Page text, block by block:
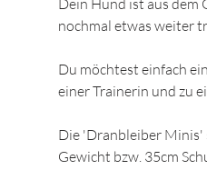
Dein Hund ist aus dem
nochmal etwas weiter
Du möchtest einfach
einer Trainerin und zu
Die 'Dranbleiber Minis'
Gewicht bzw. 35cm